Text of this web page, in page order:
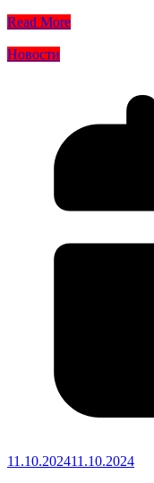
Read More
Новости
11.10.202411.10.2024